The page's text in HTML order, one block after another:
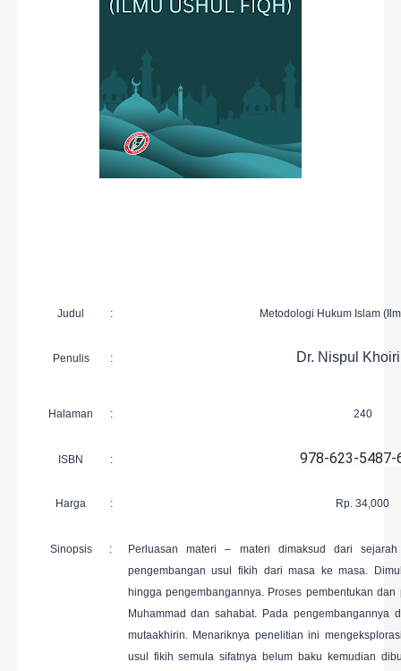
Judul : Metodologi Hukum Islam
Penulis : Dr. Nispul
Halaman : 240
ISBN : 978-623-5487-
Harga : Rp. 34,000
Sinopsis :
Perluasan materi – materi dimaksud dari
pengembangan usul fikih dari masa ke masa.
hingga pengembangannya. Proses pembentukan
Muhammad dan sahabat. Pada pengembangannya
mutaakhirin. Menariknya penelitian ini
usul fikih semula sifatnya belum baku kemudian